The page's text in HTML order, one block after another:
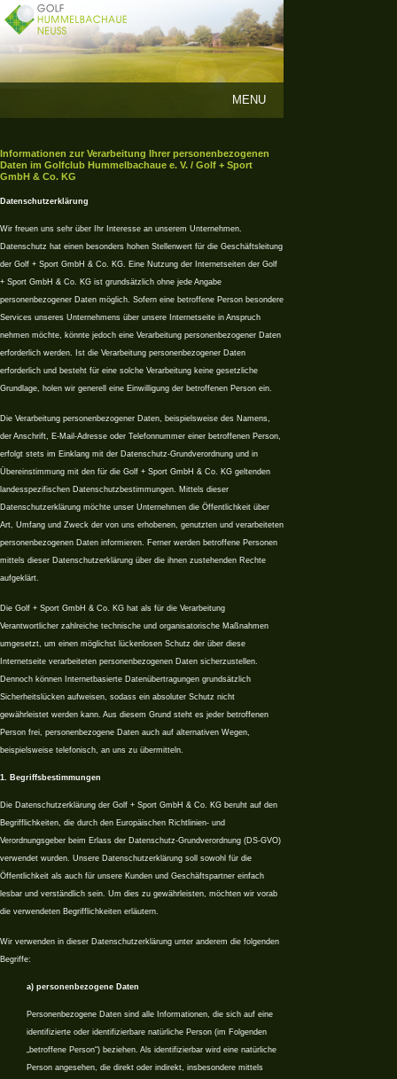
MENU
Informationen zur Verarbeitung Ihrer personenbezogenen
Daten im Golfclub Hummelbachaue e. V. / Golf + Sport
GmbH & Co. KG
Datenschutzerklärung
Wir freuen uns sehr über Ihr Interesse an unserem Unternehmen.
Datenschutz hat einen besonders hohen Stellenwert für die Geschäftsleitung
der Golf + Sport GmbH & Co. KG. Eine Nutzung der Internetseiten der Golf
+ Sport GmbH & Co. KG ist grundsätzlich ohne jede Angabe
personenbezogener Daten möglich. Sofern eine betroffene Person besondere
Services unseres Unternehmens über unsere Internetseite in Anspruch
nehmen möchte, könnte jedoch eine Verarbeitung personenbezogener Daten
erforderlich werden. Ist die Verarbeitung personenbezogener Daten
erforderlich und besteht für eine solche Verarbeitung keine gesetzliche
Grundlage, holen wir generell eine Einwilligung der betroffenen Person ein.
Die Verarbeitung personenbezogener Daten, beispielsweise des Namens,
der Anschrift, E-Mail-Adresse oder Telefonnummer einer betroffenen Person,
erfolgt stets im Einklang mit der Datenschutz-Grundverordnung und in
Übereinstimmung mit den für die Golf + Sport GmbH & Co. KG geltenden
landesspezifischen Datenschutzbestimmungen. Mittels dieser
Datenschutzerklärung möchte unser Unternehmen die Öffentlichkeit über
Art, Umfang und Zweck der von uns erhobenen, genutzten und verarbeiteten
personenbezogenen Daten informieren. Ferner werden betroffene Personen
mittels dieser Datenschutzerklärung über die ihnen zustehenden Rechte
aufgeklärt.
Die Golf + Sport GmbH & Co. KG hat als für die Verarbeitung
Verantwortlicher zahlreiche technische und organisatorische Maßnahmen
umgesetzt, um einen möglichst lückenlosen Schutz der über diese
Internetseite verarbeiteten personenbezogenen Daten sicherzustellen.
Dennoch können Internetbasierte Datenübertragungen grundsätzlich
Sicherheitslücken aufweisen, sodass ein absoluter Schutz nicht
gewährleistet werden kann. Aus diesem Grund steht es jeder betroffenen
Person frei, personenbezogene Daten auch auf alternativen Wegen,
beispielsweise telefonisch, an uns zu übermitteln.
1. Begriffsbestimmungen
Die Datenschutzerklärung der Golf + Sport GmbH & Co. KG beruht auf den
Begrifflichkeiten, die durch den Europäischen Richtlinien- und
Verordnungsgeber beim Erlass der Datenschutz-Grundverordnung (DS-GVO)
verwendet wurden. Unsere Datenschutzerklärung soll sowohl für die
Öffentlichkeit als auch für unsere Kunden und Geschäftspartner einfach
lesbar und verständlich sein. Um dies zu gewährleisten, möchten wir vorab
die verwendeten Begrifflichkeiten erläutern.
Wir verwenden in dieser Datenschutzerklärung unter anderem die folgenden
Begriffe:
a) personenbezogene Daten
Personenbezogene Daten sind alle Informationen, die sich auf eine
identifizierte oder identifizierbare natürliche Person (im Folgenden
„betroffene Person“) beziehen. Als identifizierbar wird eine natürliche
Person angesehen, die direkt oder indirekt, insbesondere mittels